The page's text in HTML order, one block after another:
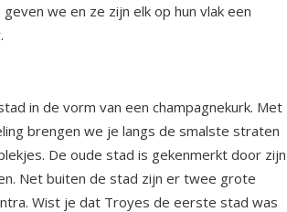
we en ze zijn elk op hun vlak een
in de vorm van een champagnekurk. Met
brengen we je langs de smalste straten
De oude stad is gekenmerkt door zijn
Net buiten de stad zijn er twee grote
Wist je dat Troyes de eerste stad was